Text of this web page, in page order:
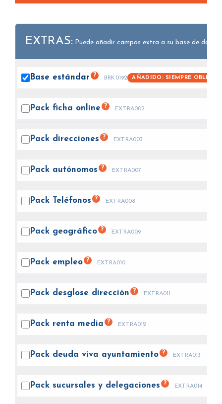
EXTRAS: Puede añadir campos extra a su base de datos.
Base estándar ? BRK0192 AÑADIDO: SIEMPRE
Pack ficha online ? EXTRA002
Pack direcciones ? EXTRA003
Pack autónomos ? EXTRA007
Pack Teléfonos ? EXTRA008
Pack geográfico ? EXTRA009
Pack empleo ? EXTRA010
Pack desglose dirección ? EXTRA011
Pack renta media ? EXTRA012
Pack deuda viva ayuntamiento ? EXTRA013
Pack sucursales y delegaciones ? EXTRA014